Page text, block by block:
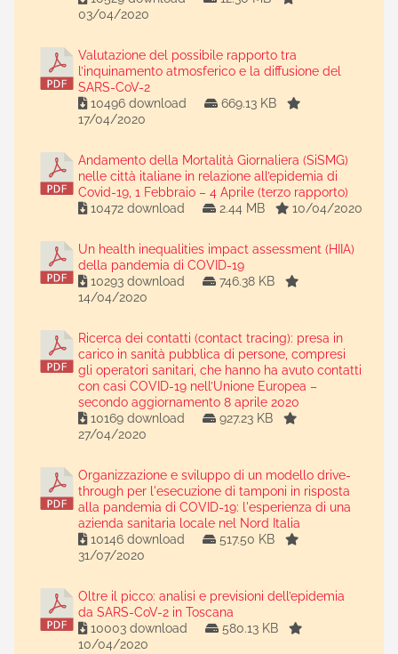
03/04/2020
Valutazione del possibile rapporto tra
l’inquinamento atmosferico e la diffusione del
SARS-CoV-2
10496 download
669.13 KB
17/04/2020
Andamento della Mortalità Giornaliera (SiSMG)
nelle città italiane in relazione all’epidemia di
Covid-19, 1 Febbraio – 4 Aprile (terzo rapporto)
10472 download
2.44 MB 10/04/2020
Un health inequalities impact assessment (HIIA)
della pandemia di COVID-19
10293 download
746.38 KB
14/04/2020
Ricerca dei contatti (contact tracing): presa in
carico in sanità pubblica di persone, compresi
gli operatori sanitari, che hanno ha avuto contatti
con casi COVID-19 nell’Unione Europea –
secondo aggiornamento 8 aprile 2020
10169 download
927.23 KB
27/04/2020
Organizzazione e sviluppo di un modello drive-
through per l'esecuzione di tamponi in risposta
alla pandemia di COVID-19: l'esperienza di una
azienda sanitaria locale nel Nord Italia
10146 download
517.50 KB
31/07/2020
Oltre il picco: analisi e previsioni dell’epidemia
da SARS-CoV-2 in Toscana
10003 download
580.13 KB
10/04/2020